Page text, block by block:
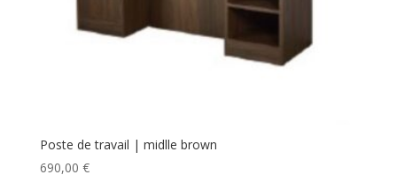
Poste de travail | midlle brown
690,00 €